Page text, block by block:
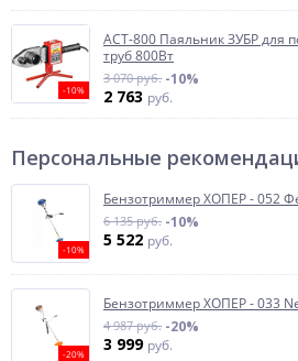
-10%
АСТ-800 Паяльник ЗУБР для
труб 800Вт
3 070 руб. -10%
2 763 руб.
Персональные
-10%
Бензотриммер ХОПЕР - 052
6 135 руб. -10%
5 522 руб.
-20%
Бензотриммер ХОПЕР - 033
4 987 руб. -20%
3 999 руб.